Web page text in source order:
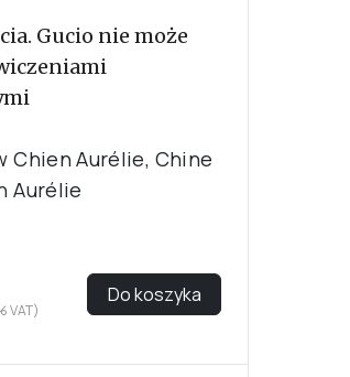
Gucio nie może
Chien Aurélie, Chine
Aurélie
VAT)
Do koszyka